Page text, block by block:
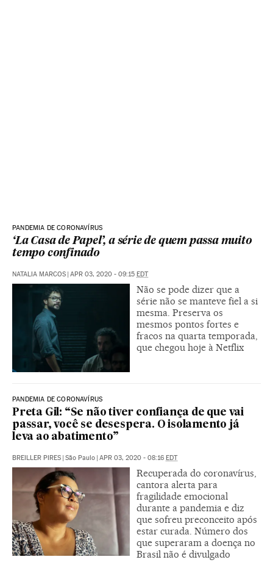
PANDEMIA DE CORONAVÍRUS
‘La Casa de Papel’, a série de quem passa muito
tempo confinado
NATALIA MARCOS | APR 03, 2020 - 09:15 EDT
Não se pode dizer que a
série não se manteve fiel a si
mesma. Preserva os
mesmos pontos fortes e
fracos na quarta temporada,
que chegou hoje à Netflix
PANDEMIA DE CORONAVÍRUS
Preta Gil: “Se não tiver confiança de que vai
passar, você se desespera. O isolamento já
leva ao abatimento”
BREILLER PIRES | São Paulo | APR 03, 2020 - 08:16 EDT
Recuperada do coronavírus,
cantora alerta para
fragilidade emocional
durante a pandemia e diz
que sofreu preconceito após
estar curada. Número dos
que superaram a doença no
Brasil não é divulgado